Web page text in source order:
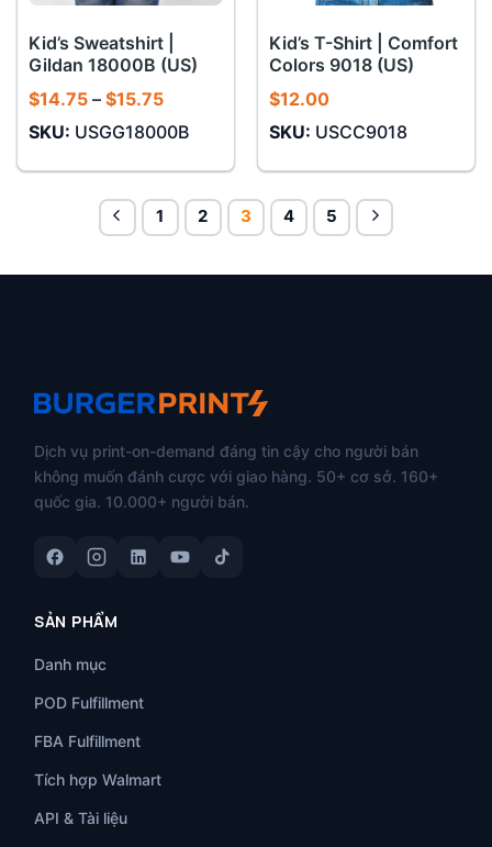
Kid’s Sweatshirt |
Gildan 18000B (US)
$14.75 – $15.75Khoảng
từ
đến
SKU: USGG18000B
Kid’s T-Shirt | Comfort
Colors 9018 (US)
$12.00
SKU: USCC9018
1 2 3 4 5
Dịch vụ print-on-demand đáng tin cậy cho người bán
không muốn đánh cược với giao hàng. 50+ cơ sở. 160+
quốc gia. 10.000+ người bán.
SẢN PHẨM
Danh mục
POD Fulfillment
FBA Fulfillment
Tích hợp Walmart
API & Tài liệu